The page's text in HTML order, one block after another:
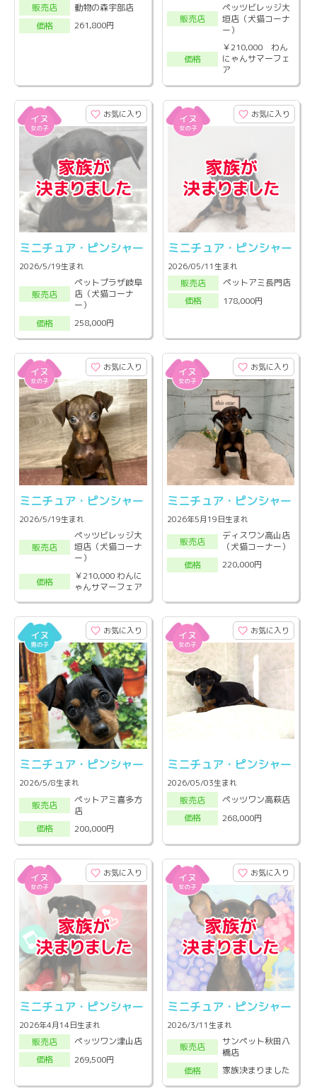
販売店
動物の森宇部店
価格
261,800円
販売店
ペッツビレッジ大
垣店（犬猫コーナ
ー）
価格
￥210,000 わん
にゃんサマーフェ
ア
お気に入り
ミニチュア・ピンシャー
2026/5/19生まれ
販売店
ペットプラザ岐阜
店（犬猫コーナ
ー）
価格
258,000円
お気に入り
ミニチュア・ピンシャー
2026/05/11生まれ
販売店
ペットアミ長門店
価格
178,000円
お気に入り
ミニチュア・ピンシャー
2026/5/19生まれ
販売店
ペッツビレッジ大
垣店（犬猫コーナ
ー）
価格
￥210,000 わんに
ゃんサマーフェア
お気に入り
ミニチュア・ピンシャー
2026年5月19日生まれ
販売店
ディスワン高山店
（犬猫コーナー）
価格
220,000円
お気に入り
ミニチュア・ピンシャー
2026/5/8生まれ
販売店
ペットアミ喜多方
店
価格
200,000円
お気に入り
ミニチュア・ピンシャー
2026/05/03生まれ
販売店
ペッツワン高萩店
価格
268,000円
お気に入り
ミニチュア・ピンシャー
2026年4月14日生まれ
販売店
ペッツワン津山店
価格
269,500円
お気に入り
ミニチュア・ピンシャー
2026/3/11生まれ
販売店
サンペット秋田八
橋店
価格
家族決まりました